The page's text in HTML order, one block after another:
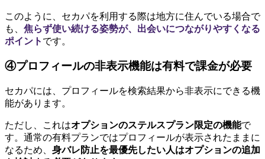
このように、セカパを利用する際は地方に住んでいる場合で
も、 焦らず使い続ける姿勢が、出会いにつながりやすくなる
ポイント です。
④プロフィールの非表示機能は有料で課金が必要
セカパには、プロフィールを検索結果から非表示にできる機
能があります。
ただし、これはオプションのステルスプラン限定の機能で
す。通常の有料プランではプロフィールが表示されたままに
なるため、 身バレ防止を最優先したい人はオプションの追加